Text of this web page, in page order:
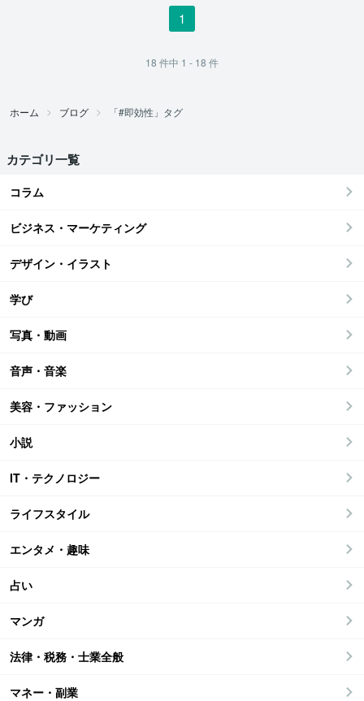
1
18 件中 1 - 18 件
ホーム ブログ 「#即効性」タグ
カテゴリ一覧
コラム
ビジネス・マーケティング
デザイン・イラスト
学び
写真・動画
音声・音楽
美容・ファッション
小説
IT・テクノロジー
ライフスタイル
エンタメ・趣味
占い
マンガ
法律・税務・士業全般
マネー・副業